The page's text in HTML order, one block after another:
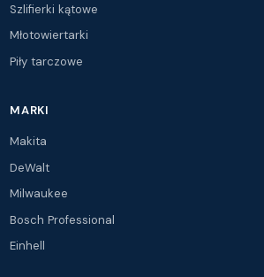
Szlifierki kątowe
Młotowiertarki
Piły tarczowe
MARKI
Makita
DeWalt
Milwaukee
Bosch Professional
Einhell